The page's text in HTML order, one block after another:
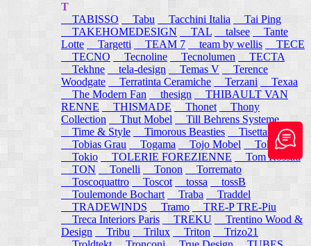
T
TABISSO
Tabu Tacchini Italia
Tai Ping
TAKEHOMEDESIGN
TAL talsee
Tante
Lotte
Targetti TEAM 7 team by wellis
TECE
TECNO
Tecnoline Tecnolumen
TECTA
Tekhne
tela-design Temas V
Terence
Woodgate
Terratinta Ceramiche Terzani
Texaa
The Modern Fan
thesign
THIBAULT VAN
RENNE
THISMADE Thonet
Thony
Collection
Thut Mobel
Till Behrens Systeme
Time & Style
Timorous Beasties
Tisettanta
Tobias Grau
Togama Tojo Mobel
Token
Tokio
TOLERIE FOREZIENNE
Tom Rossau
TON
Tonelli Tonon
Torremato
Toscoquattro
Toscot tossa
tossB
Toulemonde Bochart
Traba
Traddel
TRADEWINDS
Tramo
TRE-P TRE-Piu
Treca Interiors Paris
TREKU
Trentino Wood &
Design
Tribu Trilux Triton
Trizo21